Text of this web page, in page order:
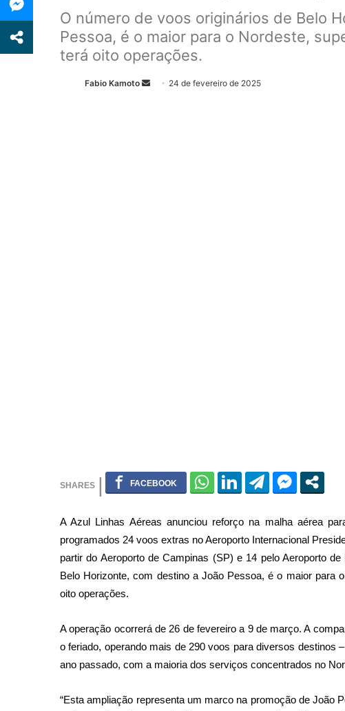
O número de voos originários de Belo
Pessoa, é o maior para o Nordeste,
terá oito operações.
Fabio Kamoto 24 de fevereiro de 2025
A Azul Linhas Aéreas anunciou reforço na malha aérea
programados 24 voos extras no Aeroporto Internacional
partir do Aeroporto de Campinas (SP) e 14 pelo Aeroporto
Belo Horizonte, com destino a João Pessoa, é o maior para
oito operações.
A operação ocorrerá de 26 de fevereiro a 9 de março. A
o feriado, operando mais de 290 voos para diversos destinos
ano passado, com a maioria dos serviços concentrados no
“Esta ampliação representa um marco na promoção de João